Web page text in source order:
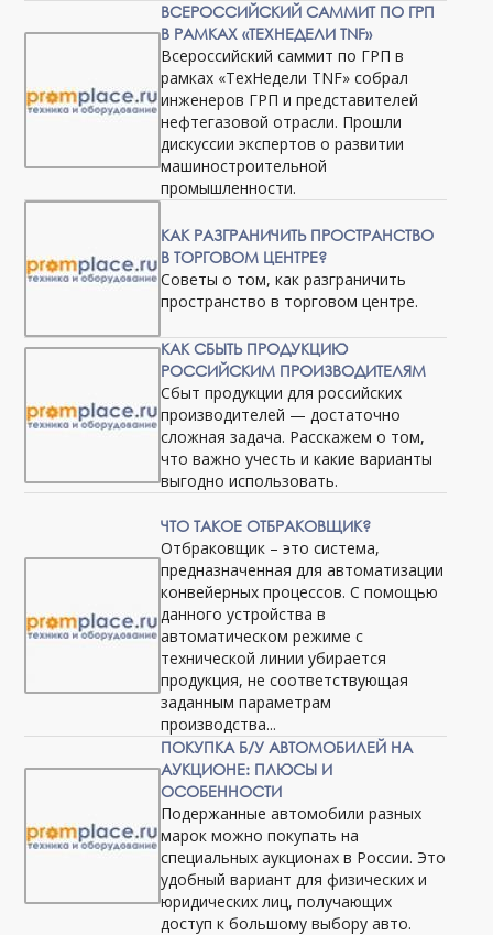
ВСЕРОССИЙСКИЙ САММИТ ПО ГРП
В РАМКАХ «ТЕХНЕДЕЛИ TNF»
Всероссийский саммит по ГРП в
рамках «ТехНедели TNF» собрал
инженеров ГРП и представителей
нефтегазовой отрасли. Прошли
дискуссии экспертов о развитии
машиностроительной
промышленности.
КАК РАЗГРАНИЧИТЬ ПРОСТРАНСТВО
В ТОРГОВОМ ЦЕНТРЕ?
Советы о том, как разграничить
пространство в торговом центре.
КАК СБЫТЬ ПРОДУКЦИЮ
РОССИЙСКИМ ПРОИЗВОДИТЕЛЯМ
Сбыт продукции для российских
производителей — достаточно
сложная задача. Расскажем о том,
что важно учесть и какие варианты
выгодно использовать.
ЧТО ТАКОЕ ОТБРАКОВЩИК?
Отбраковщик – это система,
предназначенная для автоматизации
конвейерных процессов. С помощью
данного устройства в
автоматическом режиме с
технической линии убирается
продукция, не соответствующая
заданным параметрам
производства...
ПОКУПКА Б/У АВТОМОБИЛЕЙ НА
АУКЦИОНЕ: ПЛЮСЫ И
ОСОБЕННОСТИ
Подержанные автомобили разных
марок можно покупать на
специальных аукционах в России. Это
удобный вариант для физических и
юридических лиц, получающих
доступ к большому выбору авто.